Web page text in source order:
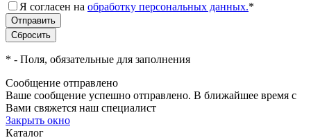
Я согласен на обработку персональных данных.*
* - Поля, обязательные для заполнения
Сообщение отправлено
Ваше сообщение успешно отправлено. В ближайшее время с
Вами свяжется наш специалист
Закрыть окно
Каталог